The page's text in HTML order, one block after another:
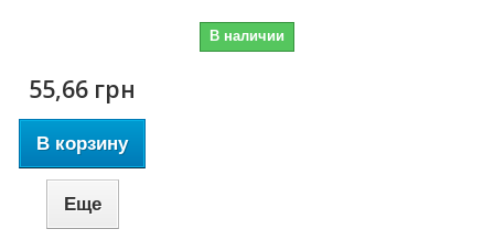
В наличии
55,66 грн
В корзину
Еще